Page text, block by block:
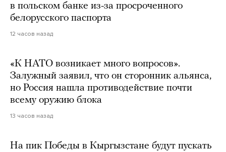
в польском банке из-за просроченного
белорусского паспорта
12 часов назад
«К НАТО возникает много вопросов».
Залужный заявил, что он сторонник альянса,
но Россия нашла противодействие почти
всему оружию блока
13 часов назад
На пик Победы в Кыргызстане будут пускать